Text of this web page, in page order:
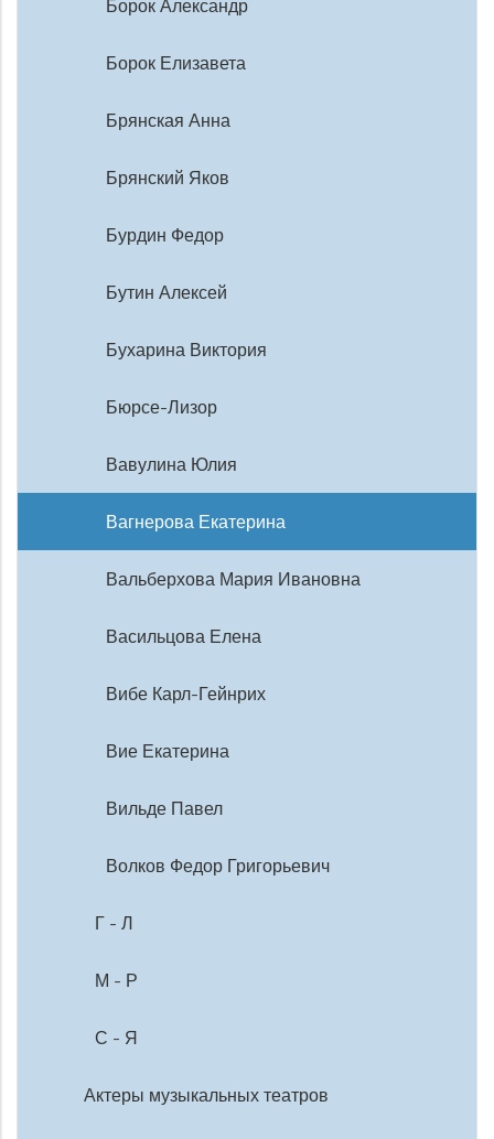
Борок Александр
Борок Елизавета
Брянская Анна
Брянский Яков
Бурдин Федор
Бутин Алексей
Бухарина Виктория
Бюрсе-Лизор
Вавулина Юлия
Вагнерова Екатерина
Вальберхова Мария Ивановна
Васильцова Елена
Вибе Карл-Гейнрих
Вие Екатерина
Вильде Павел
Волков Федор Григорьевич
Г - Л
М - Р
С - Я
Актеры музыкальных театров